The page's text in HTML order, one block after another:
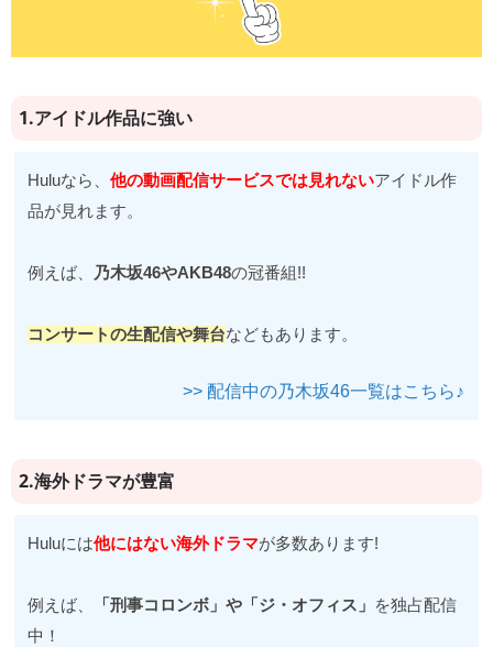
1.アイドル作品に強い
Huluなら、 他の動画配信サービスでは見れないアイドル作
品が見れます。
例えば、 乃木坂46やAKB48の冠番組!!
コンサートの生配信や舞台などもあります。
>> 配信中の乃木坂46一覧はこちら♪
2.海外ドラマが豊富
Huluには他にはない海外ドラマが多数あります!
例えば、 「刑事コロンボ」や「ジ・オフィス」
を独占配信
中！